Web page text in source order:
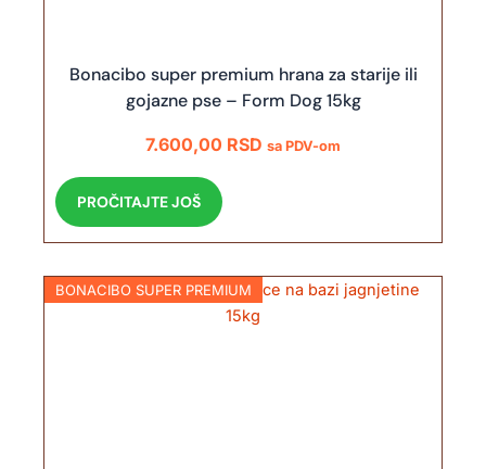
Bonacibo super premium hrana za starije ili
gojazne pse – Form Dog 15kg
7.600,00 RSD sa PDV-om
PROČITAJTE JOŠ
BONACIBO SUPER PREMIUM